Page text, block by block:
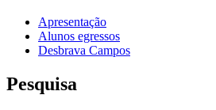
Apresentação
Alunos egressos
Desbrava Campos
Pesquisa